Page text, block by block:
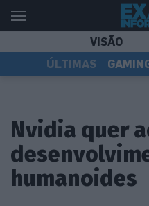
VISÃO
ÚLTIMAS
Nvidia quer
humanoides